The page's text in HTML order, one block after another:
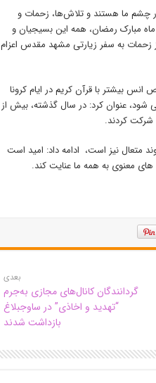
چشم ما هستند و تلاش‌ها، زحمات و
مبارک رمضان، همه این بسیجیان و
زحمات به سفر زیارتی مشهد مقدس اعزام
انس بیشتر با قرآن کریم در ایام کرونا
شود، عنوان کرد: در سال گذشته، بیش از
متعال نیز است، ادامه داد: امید است
معنوی به همه ما عنایت کند.
بعدی
گردانندگان کانال‌های مجازی به‌جرم
“تهدید و اخاذی” در ساوجبلاغ
بازداشت شدند